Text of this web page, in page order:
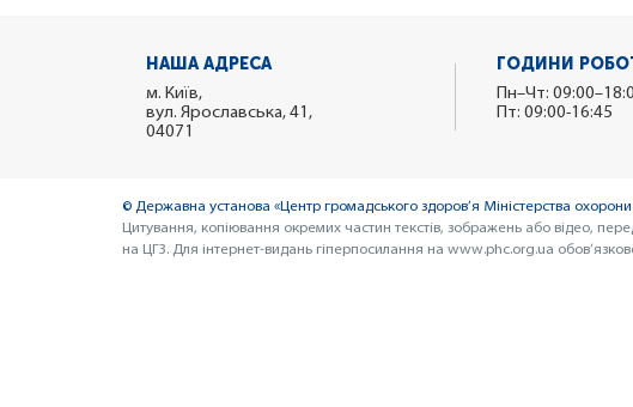
НАША АДРЕСА
м. Київ,
вул. Ярославська, 41,
04071
ГОДИНИ
Пн–Чт:
Пт: 09:00-16:45
© Державна установа «Центр громадського здоров’я Міністерства
Цитування, копіювання окремих частин текстів, зображень або відео,
на ЦГЗ. Для інтернет-видань гіперпосилання на www.phc.org.ua